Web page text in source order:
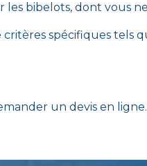
bibelots, dont vous
spécifiques tels
un devis en